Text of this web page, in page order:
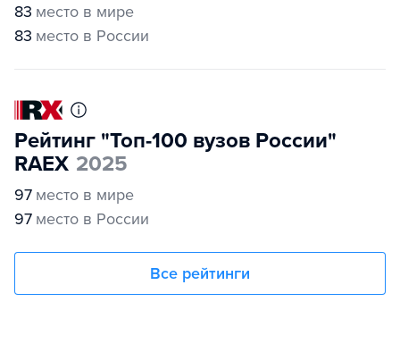
83 место в мире
83 место в России
Рейтинг "Топ-100 вузов России"
RAEX 2025
97 место в мире
97 место в России
Все рейтинги